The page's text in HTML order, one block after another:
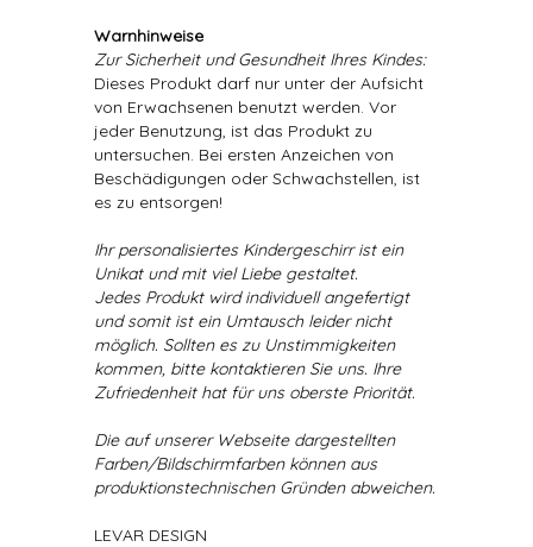
Warnhinweise
Zur Sicherheit und Gesundheit Ihres Kindes:
Dieses Produkt darf nur unter der Aufsicht
von Erwachsenen benutzt werden. Vor
jeder Benutzung, ist das Produkt zu
untersuchen. Bei ersten Anzeichen von
Beschädigungen oder Schwachstellen, ist
es zu entsorgen!
Ihr personalisiertes Kindergeschirr ist ein
Unikat und mit viel Liebe gestaltet.
Jedes Produkt wird individuell angefertigt
und somit ist ein Umtausch leider nicht
möglich. Sollten es zu Unstimmigkeiten
kommen, bitte kontaktieren Sie uns. Ihre
Zufriedenheit hat für uns oberste Priorität.
Die auf unserer Webseite dargestellten
Farben/Bildschirmfarben können aus
produktionstechnischen Gründen abweichen.
LEVAR DESIGN